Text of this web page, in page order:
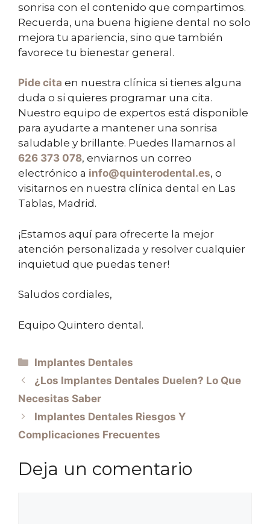
sonrisa con el contenido que compartimos.
Recuerda, una buena higiene dental no solo
mejora tu apariencia, sino que también
favorece tu bienestar general.
Pide cita en nuestra clínica si tienes alguna
duda o si quieres programar una cita.
Nuestro equipo de expertos está disponible
para ayudarte a mantener una sonrisa
saludable y brillante. Puedes llamarnos al
626 373 078, enviarnos un correo
electrónico a info@quinterodental.es, o
visitarnos en nuestra clínica dental en Las
Tablas, Madrid.
¡Estamos aquí para ofrecerte la mejor
atención personalizada y resolver cualquier
inquietud que puedas tener!
Saludos cordiales,
Equipo Quintero dental.
Implantes Dentales
¿Los Implantes Dentales Duelen? Lo Que
Necesitas Saber
Implantes Dentales Riesgos Y
Complicaciones Frecuentes
Deja un comentario